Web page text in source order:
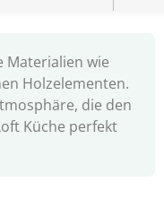
Materialien wie
Holzelementen.
die den
Küche perfekt